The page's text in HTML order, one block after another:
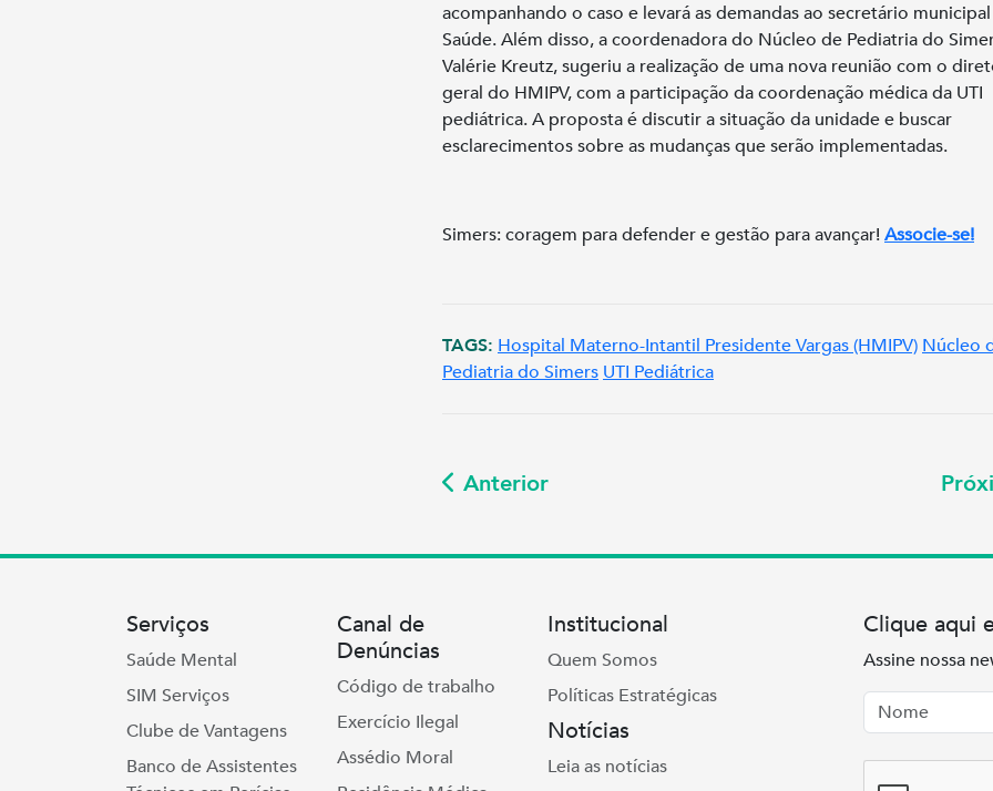
acompanhando o caso e levará as demandas ao secretário
Saúde. Além disso, a coordenadora do Núcleo de Pediatria do
Valérie Kreutz, sugeriu a realização de uma nova reunião com o
geral do HMIPV, com a participação da coordenação médica da UTI
pediátrica. A proposta é discutir a situação da unidade e buscar
esclarecimentos sobre as mudanças que serão implementadas.
Simers: coragem para defender e gestão para avançar!Associe-se!
TAGS: Hospital Materno-Intantil Presidente Vargas (HMIPV) Núcleo
Pediatria do Simers UTI Pediátrica
Anterior
Serviços
Saúde Mental
SIM Serviços
Clube de Vantagens
Banco de Assistentes
Canal de
Denúncias
Código de trabalho
Exercício Ilegal
Assédio Moral
Institucional
Quem Somos
Políticas Estratégicas
Notícias
Leia as notícias
Clique aqui
Assine nossa
Nome
Email